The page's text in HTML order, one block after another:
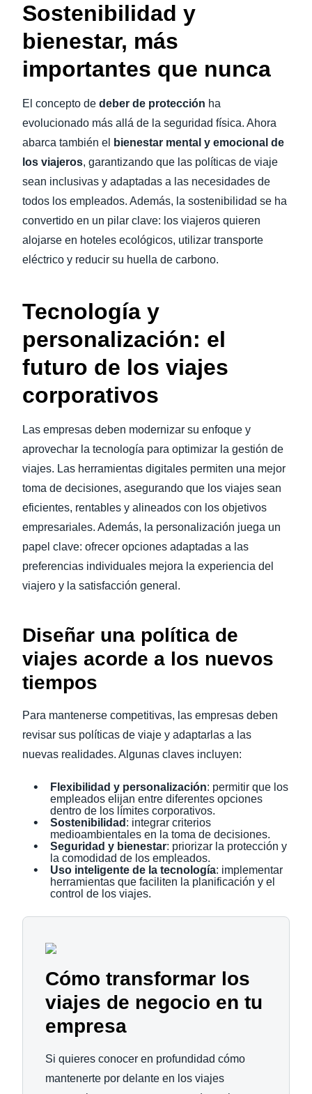
Sostenibilidad y
bienestar, más
importantes que nunca
El concepto de deber de protección ha
evolucionado más allá de la seguridad física. Ahora
abarca también el
bienestar mental y emocional de
los viajeros, garantizando que las políticas de viaje
sean inclusivas y adaptadas a las necesidades de
todos los empleados. Además, la sostenibilidad se ha
convertido en un pilar clave: los viajeros quieren
alojarse en hoteles ecológicos, utilizar transporte
eléctrico y reducir su huella de carbono.
Tecnología y
personalización: el
futuro de los viajes
corporativos
Las empresas deben modernizar su enfoque y
aprovechar la tecnología para optimizar la gestión de
viajes. Las herramientas digitales permiten una mejor
toma de decisiones, asegurando que los viajes sean
eficientes, rentables y alineados con los objetivos
empresariales. Además, la personalización juega un
papel clave: ofrecer opciones adaptadas a las
preferencias individuales mejora la experiencia del
viajero y la satisfacción general.
Diseñar una política de
viajes acorde a los nuevos
tiempos
Para mantenerse competitivas, las empresas deben
revisar sus políticas de viaje y adaptarlas a las
nuevas realidades. Algunas claves incluyen:
Flexibilidad y personalización: permitir que los
empleados elijan entre diferentes opciones
dentro de los límites corporativos.
Sostenibilidad : integrar criterios
medioambientales en la toma de decisiones.
Seguridad y bienestar: priorizar la protección y
la comodidad de los empleados.
Uso inteligente de la tecnología: implementar
herramientas que faciliten la planificación y el
control de los viajes.
Cómo transformar los
viajes de negocio en tu
empresa
Si quieres conocer en profundidad cómo
mantenerte por delante en los viajes